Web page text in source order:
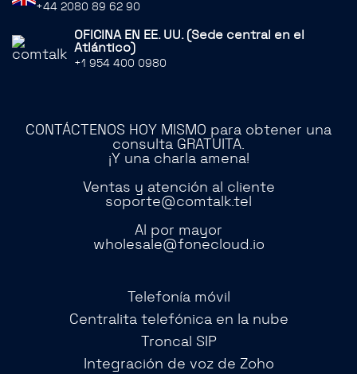
+44 2080 89 62 90
OFICINA EN EE. UU. (Sede central en el
Atlántico)
+1 954 400 0980
CONTÁCTENOS HOY MISMO para obtener una
consulta GRATUITA.
¡Y una charla amena!
Ventas y atención al cliente
soporte@comtalk.tel
Al por mayor
wholesale@fonecloud.io
Telefonía móvil
Centralita telefónica en la nube
Troncal SIP
Integración de voz de Zoho